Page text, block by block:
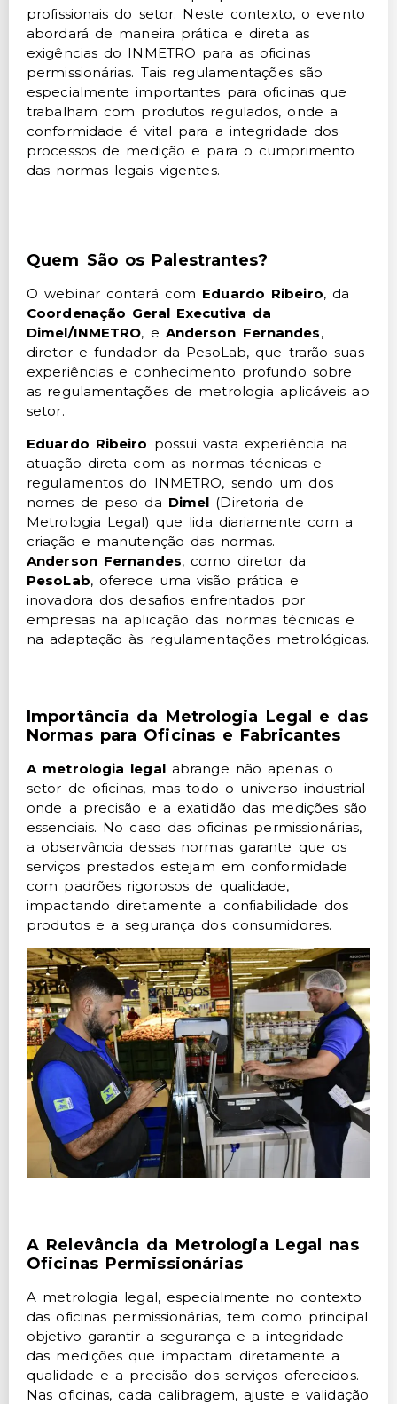
profissionais do setor. Neste contexto, o evento
abordará de maneira prática e direta as
exigências do INMETRO para as oficinas
permissionárias. Tais regulamentações são
especialmente importantes para oficinas que
trabalham com produtos regulados, onde a
conformidade é vital para a integridade dos
processos de medição e para o cumprimento
das normas legais vigentes.
Quem São os Palestrantes?
O webinar contará com Eduardo Ribeiro, da
Coordenação Geral Executiva da
Dimel/INMETRO, e Anderson Fernandes,
diretor e fundador da PesoLab, que trarão suas
experiências e conhecimento profundo sobre
as regulamentações de metrologia aplicáveis ao
setor.
Eduardo Ribeiro possui vasta experiência na
atuação direta com as normas técnicas e
regulamentos do INMETRO, sendo um dos
nomes de peso da Dimel (Diretoria de
Metrologia Legal) que lida diariamente com a
criação e manutenção das normas.
Anderson Fernandes, como diretor da
PesoLab, oferece uma visão prática e
inovadora dos desafios enfrentados por
empresas na aplicação das normas técnicas e
na adaptação às regulamentações metrológicas.
Importância da Metrologia Legal e das
Normas para Oficinas e Fabricantes
A metrologia legalabrange não apenas o
setor de oficinas, mas todo o universo industrial
onde a precisão e a exatidão das medições são
essenciais. No caso das oficinas permissionárias,
a observância dessas normas garante que os
serviços prestados estejam em conformidade
com padrões rigorosos de qualidade,
impactando diretamente a confiabilidade dos
produtos e a segurança dos consumidores.
A Relevância da Metrologia Legal nas
Oficinas Permissionárias
A metrologia legal, especialmente no contexto
das oficinas permissionárias, tem como principal
objetivo garantir a segurança e a integridade
das medições que impactam diretamente a
qualidade e a precisão dos serviços oferecidos.
Nas oficinas, cada calibragem, ajuste e validação